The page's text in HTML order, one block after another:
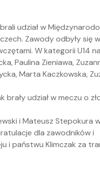
udział w
Zawody odbyły się
W kategorii U14
Paulina Zieniawa,
Marta Kaczkowska,
brały udział w meczu o
i Mateusz Stepokura
dla zawodników i
i państwu Klimczak za